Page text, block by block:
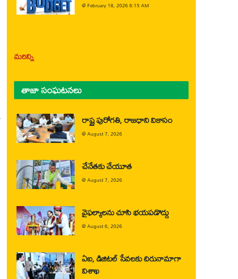
@February 18, 2026 6:15 AM
మరిన్ని
తాజా సంఘటనలు
రాష్ట్ర పురోగతి, రాజధాని వికాసం
@August 7, 2026
చేనేతకు చేయూత
@August 7, 2026
వైఫల్యాలను చూసి భయపడొద్దు
@August 6, 2026
ఏఐ, డిజిటల్ సేవలకు చిరునామాగా
విశాఖ